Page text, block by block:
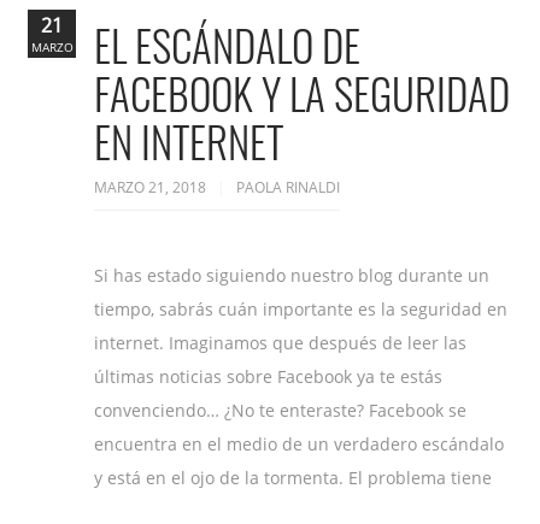
EL ESCÁNDALO DE
FACEBOOK Y LA SEGURIDAD
EN INTERNET
MARZO 21, 2018 PAOLA RINALDI
Si has estado siguiendo nuestro blog durante un
tiempo, sabrás cuán importante es la seguridad en
internet. Imaginamos que después de leer las
últimas noticias sobre Facebook ya te estás
convenciendo… ¿No te enteraste? Facebook se
encuentra en el medio de un verdadero escándalo
y está en el ojo de la tormenta. El problema tiene
21
MARZO